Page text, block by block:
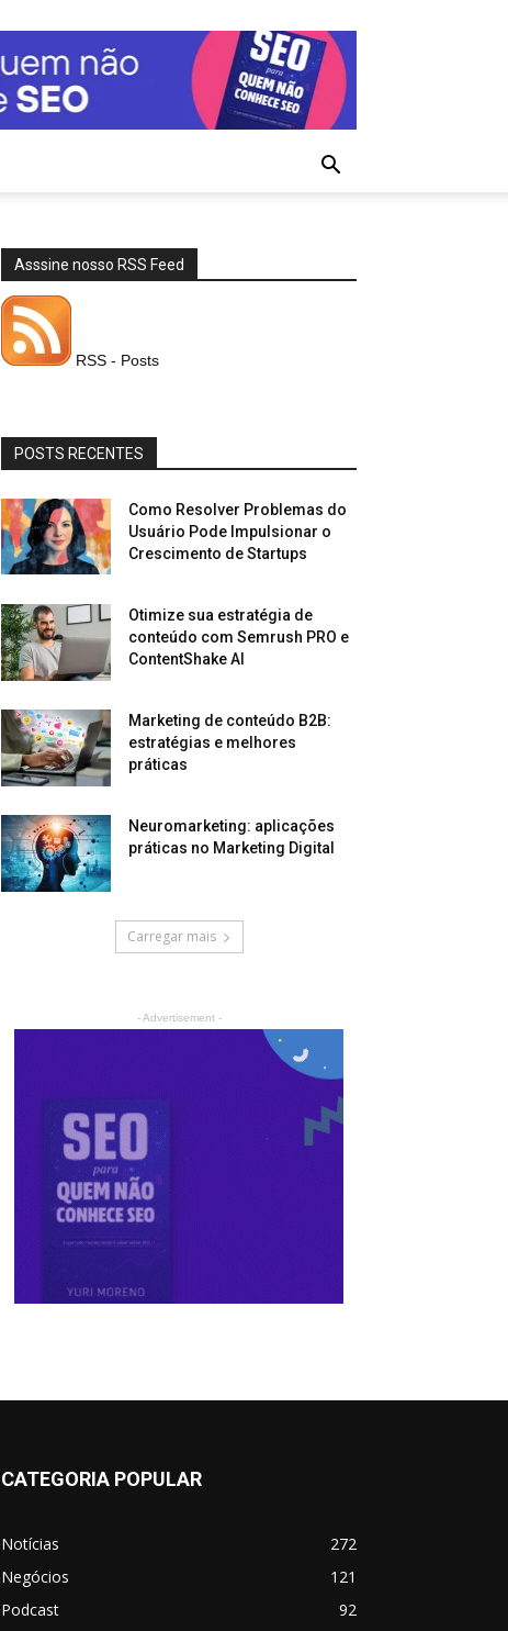
Asssine nosso RSS Feed
RSS - Posts
POSTS RECENTES
Como Resolver Problemas do
Usuário Pode Impulsionar o
Crescimento de Startups
Otimize sua estratégia de
conteúdo com Semrush PRO e
ContentShake AI
Marketing de conteúdo B2B:
estratégias e melhores
práticas
Neuromarketing: aplicações
práticas no Marketing Digital
Carregar mais
- Advertisement -
CATEGORIA POPULAR
Notícias
272
Negócios
121
Podcast
92